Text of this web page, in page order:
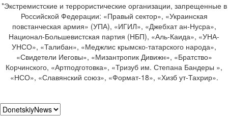
*Экстремистские и террористические организации, запрещенные в
Российской Федерации: «Правый сектор», «Украинская
повстанческая армия» (УПА), «ИГИЛ», «Джебхат ан-Нусра»,
Национал-Большевистская партия (НБП), «Аль-Каида», «УНА-
УНСО», «Талибан», «Меджлис крымско-татарского народа»,
«Свидетели Иеговы», «Мизантропик Дивижн», «Братство»
Корчинского, «Артподготовка», «Тризуб им. Степана Бандеры »,
«НСО», «Славянский союз», «Формат-18», «Хизб ут-Тахрир».